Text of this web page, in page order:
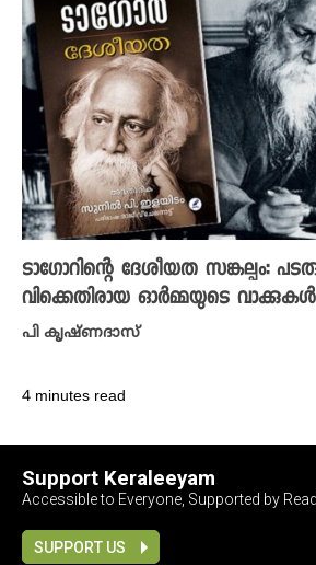
ടാഗോറിന്റെ ദേശീയത സങ്കല്പം:
വിക്കെതിരായ ഓര്‍മ്മയുടെ വാക്കുകള്‍
പി കൃഷ്​ണദാസ്
4 minutes read
Support Keraleeyam
Accessible to Everyone, Supported by
SUPPORT US